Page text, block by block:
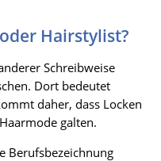
Hairstylist?
Schreibweise
Dort bedeutet
daher, dass Locken
galten.
Berufsbezeichnung